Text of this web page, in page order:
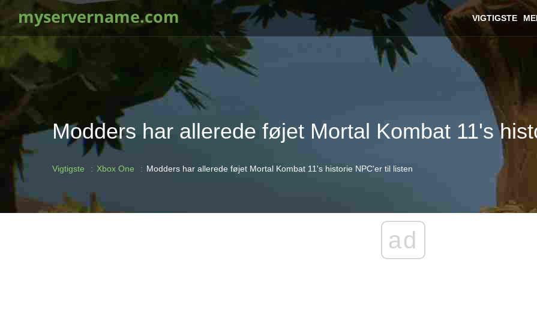
myservername.com VIGTIGSTE
Modders har allerede føjet Mortal Kombat 11's
Vigtigste Xbox One Modders har allerede føjet Mortal Kombat 11's historie NPC'er til listen
ad